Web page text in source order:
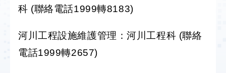
市
計
環
科 (聯絡電話1999轉8183)
河川工程設施維護管理：河川工程科 (聯絡
電話1999轉2657)